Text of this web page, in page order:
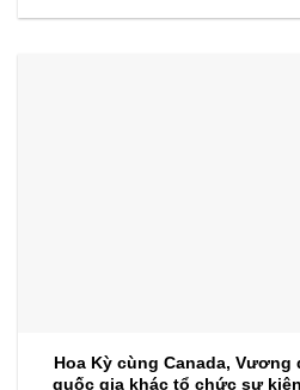
Hoa Kỳ cùng Canada,
quốc gia khác tổ chức sự